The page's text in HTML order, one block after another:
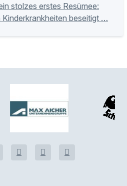
stolzes erstes Resümee:
Kinderkrankheiten beseitigt …